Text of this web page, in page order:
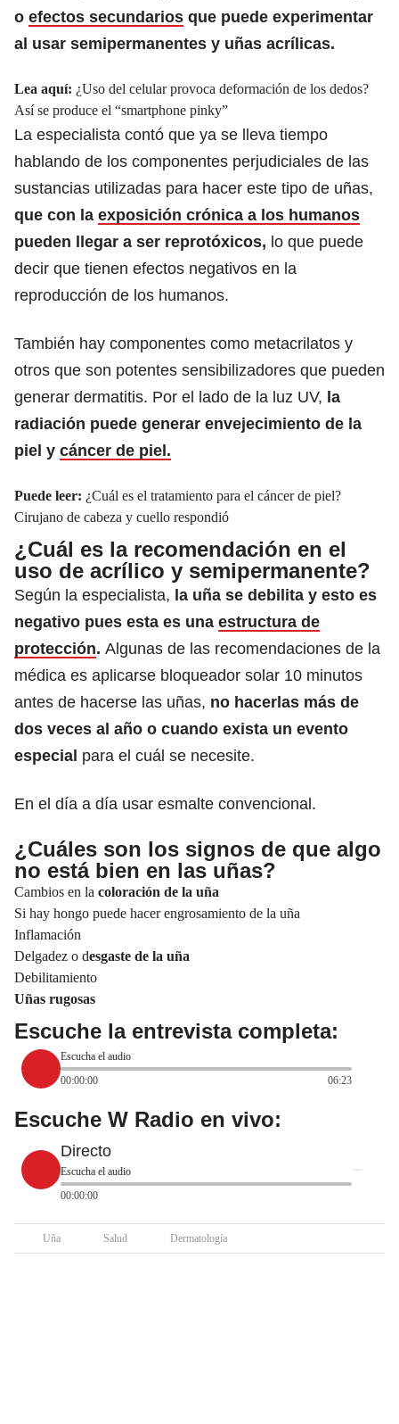
o efectos secundarios que puede experimentar
al usar semipermanentes y uñas acrílicas.
Lea aquí: ¿Uso del celular provoca deformación de los dedos?
Así se produce el “smartphone pinky”
La especialista contó que ya se lleva tiempo
hablando de los componentes perjudiciales de las
sustancias utilizadas para hacer este tipo de uñas,
que con la exposición crónica a los humanos
pueden llegar a ser reprotóxicos, lo que puede
decir que tienen efectos negativos en la
reproducción de los humanos.
También hay componentes como metacrilatos y
otros que son potentes sensibilizadores que pueden
generar dermatitis. Por el lado de la luz UV, la
radiación puede generar envejecimiento de la
piel y cáncer de piel.
Puede leer: ¿Cuál es el tratamiento para el cáncer de piel?
Cirujano de cabeza y cuello respondió
¿Cuál es la recomendación en el
uso de acrílico y semipermanente?
Según la especialista, la uña se debilita y esto es
negativo pues esta es una estructura de
protección. Algunas de las recomendaciones de la
médica es aplicarse bloqueador solar 10 minutos
antes de hacerse las uñas, no hacerlas más de
dos veces al año o cuando exista un evento
especial para el cuál se necesite.
En el día a día usar esmalte convencional.
¿Cuáles son los signos de que algo
no está bien en las uñas?
Cambios en la coloración de la uña
Si hay hongo puede hacer engrosamiento de la uña
Inflamación
Delgadez o desgaste de la uña
Debilitamiento
Uñas rugosas
Escuche la entrevista completa:
Escucha el audio
00:00:00
06:23
Escuche W Radio en vivo:
Directo
Escucha el audio
00:00:00
Uña Salud Dermatología